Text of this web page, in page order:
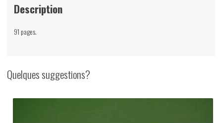
Description
91 pages.
Quelques suggestions?